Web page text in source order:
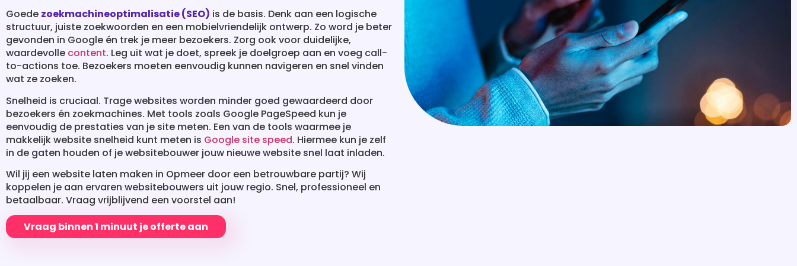
Goede zoekmachineoptimalisatie (SEO) is de basis. Denk aan een logische
structuur, juiste zoekwoorden en een mobielvriendelijk ontwerp. Zo word je beter
gevonden in Google én trek je meer bezoekers. Zorg ook voor duidelijke,
waardevolle content. Leg uit wat je doet, spreek je doelgroep aan en voeg call-
to-actions toe. Bezoekers moeten eenvoudig kunnen navigeren en snel vinden
wat ze zoeken.
Snelheid is cruciaal. Trage websites worden minder goed gewaardeerd door
bezoekers én zoekmachines. Met tools zoals Google PageSpeed kun je
eenvoudig de prestaties van je site meten. Een van de tools waarmee je
makkelijk website snelheid kunt meten is Google site speed. Hiermee kun je zelf
in de gaten houden of je websitebouwer jouw nieuwe website snel laat inladen.
Wil jij een website laten maken in Opmeer door een betrouwbare partij? Wij
koppelen je aan ervaren websitebouwers uit jouw regio. Snel, professioneel en
betaalbaar. Vraag vrijblijvend een voorstel aan!
Vraag binnen 1 minuut je offerte aan